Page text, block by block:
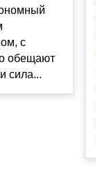
с
обещают
сила...